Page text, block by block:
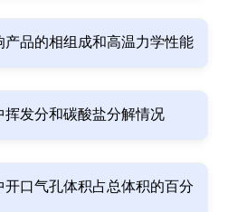
产品的相组成和高温力学性能
发分和碳酸盐分解情况
开口气孔体积占总体积的百分